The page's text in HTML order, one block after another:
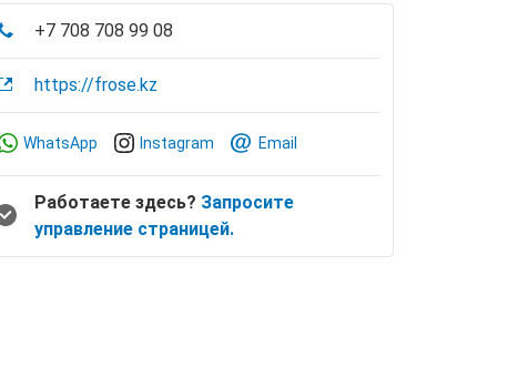
+7 708 708 99 08
https://frose.kz
WhatsApp Instagram Email
Работаете здесь? Запросите
управление страницей.